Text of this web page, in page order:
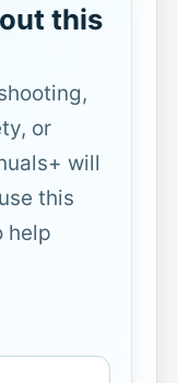
this
or
will
this
help